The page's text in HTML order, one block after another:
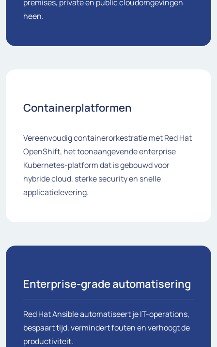
premises, private en public cloudomgevingen
heen.
Containerplatformen
Vereenvoudig containerorkestratie met Red Hat
OpenShift, het toonaangevende enterprise
Kubernetes-platform dat is gebouwd voor
hybride cloud, sterke security en snelle
applicatielevering.
Enterprise-grade automatisering
Red Hat Ansible automatiseert je IT-operations,
bespaart tijd, vermindert fouten en verhoogt de
productiviteit.